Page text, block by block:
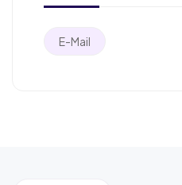
E-Mail